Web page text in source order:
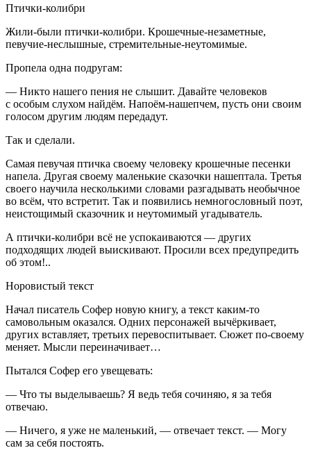
Птички-колибри
Жили-были птички-колибри. Крошечные-незаметные,
певучие-неслышные, стремительные-неутомимые.
Пропела одна подругам:
— Никто нашего пения не слышит. Давайте человеков
с особым слухом найдём. Напоём-нашепчем, пусть они своим
голосом другим людям передадут.
Так и сделали.
Самая певучая птичка своему человеку крошечные песенки
напела. Другая своему маленькие сказочки нашептала. Третья
своего научила несколькими словами разгадывать необычное
во всём, что встретит. Так и появились немногословный поэт,
неистощимый сказочник и неутомимый угадыватель.
А птички-колибри всё не успокаиваются — других
подходящих людей выискивают. Просили всех предупредить
об этом!..
Норовистый текст
Начал писатель Софер новую книгу, а текст каким-то
самовольным оказался. Одних персонажей вычёркивает,
других вставляет, третьих перевоспитывает. Сюжет по-своему
меняет. Мысли переиначивает…
Пытался Софер его увещевать:
— Что ты выделываешь? Я ведь тебя сочиняю, я за тебя
отвечаю.
— Ничего, я уже не маленький, — отвечает текст. — Могу
сам за себя постоять.